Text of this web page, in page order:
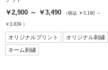
￥2,900 ～ ￥3,490 （税込 ￥3,190 ～
￥3,839 ）
オリジナルプリント オリジナル刺繍
ネーム刺繍